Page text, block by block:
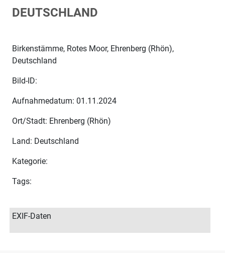
DEUTSCHLAND
Birkenstämme, Rotes Moor, Ehrenberg (Rhön),
Deutschland
Bild-ID:
Aufnahmedatum: 01.11.2024
Ort/Stadt: Ehrenberg (Rhön)
Land: Deutschland
Kategorie:
Tags:
EXIF-Daten